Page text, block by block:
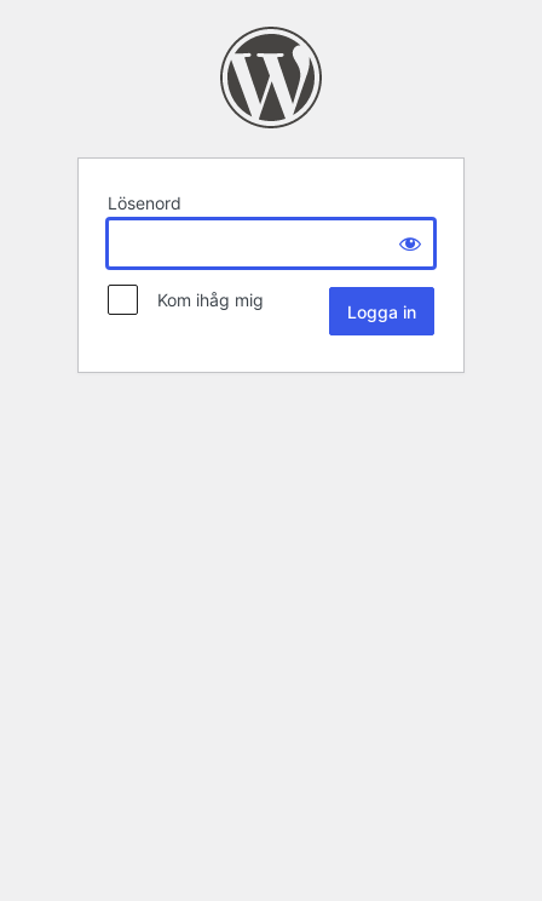
Lösenord
Kom ihåg mig